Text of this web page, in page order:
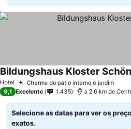
Hotel Charme do pátio interno e jardim
Bildungshaus Kloster
9,1 Excelente 1.435 a 2.6 km de
Selecione as datas para ver os
exatos.